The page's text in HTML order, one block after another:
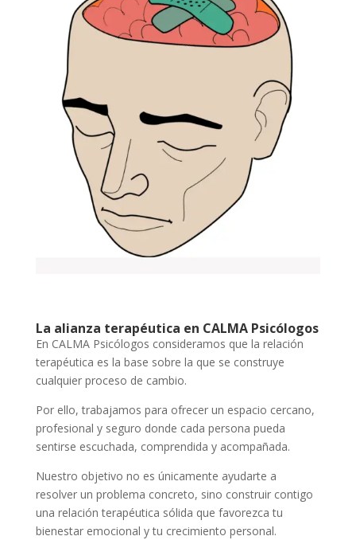
La alianza terapéutica en CALMA Psicólogos
En CALMA Psicólogos consideramos que la relación
terapéutica es la base sobre la que se construye
cualquier proceso de cambio.
Por ello, trabajamos para ofrecer un espacio cercano,
profesional y seguro donde cada persona pueda
sentirse escuchada, comprendida y acompañada.
Nuestro objetivo no es únicamente ayudarte a
resolver un problema concreto, sino construir contigo
una relación terapéutica sólida que favorezca tu
bienestar emocional y tu crecimiento personal.